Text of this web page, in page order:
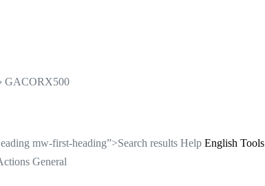
› GACORX500
mw-first-heading”>Search results Help English Tools
General